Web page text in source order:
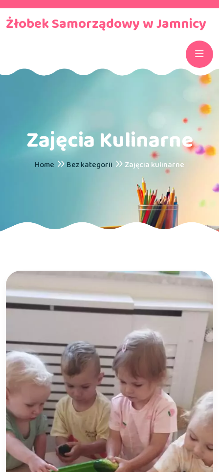
Żłobek Samorządowy w Jamnicy
Zajęcia Kulinarne
Home Bez kategorii Zajęcia kulinarne